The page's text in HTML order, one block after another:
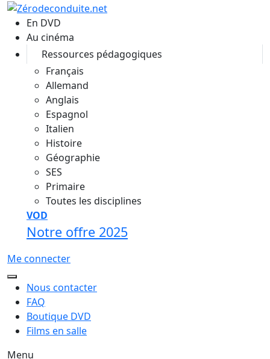
Aller au contenu principal
En DVD
Au cinéma
Ressources pédagogiques
Français
Allemand
Anglais
Espagnol
Italien
Histoire
Géographie
SES
Primaire
Toutes les disciplines
VOD
Notre offre 2025
Me connecter
Nous contacter
FAQ
Boutique DVD
Films en salle
Menu